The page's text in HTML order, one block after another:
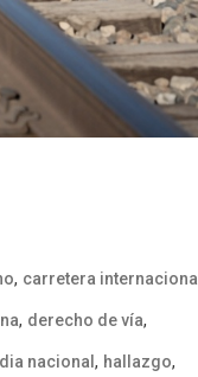
, carretera internacional
, derecho de vía,
nacional , hallazgo,